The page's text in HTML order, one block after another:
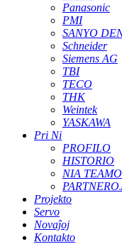
Panasonic
PMI
SANYO
Schneider
Siemens AG
TBI
TECO
THK
Weintek
YASKAWA
Pri Ni
PROFILO
HISTORIO
NIA TEAMO
Projekto
Servo
Novaĵoj
Kontakto